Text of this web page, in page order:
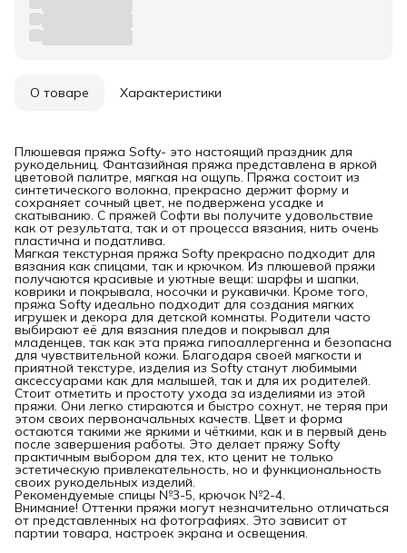
О товаре Характеристики
Плюшевая пряжа Softy- это настоящий праздник для
рукодельниц. Фантазийная пряжа представлена в яркой
цветовой палитре, мягкая на ощупь. Пряжа состоит из
синтетического волокна, прекрасно держит форму и
сохраняет сочный цвет, не подвержена усадке и
скатыванию. С пряжей Софти вы получите удовольствие
как от результата, так и от процесса вязания, нить очень
пластична и податлива.
Мягкая текстурная пряжа Softy прекрасно подходит для
вязания как спицами, так и крючком. Из плюшевой пряжи
получаются красивые и уютные вещи: шарфы и шапки,
коврики и покрывала, носочки и рукавички. Кроме того,
пряжа Softy идеально подходит для создания мягких
игрушек и декора для детской комнаты. Родители часто
выбирают её для вязания пледов и покрывал для
младенцев, так как эта пряжа гипоаллергенна и безопасна
для чувствительной кожи. Благодаря своей мягкости и
приятной текстуре, изделия из Softy станут любимыми
аксессуарами как для малышей, так и для их родителей.
Стоит отметить и простоту ухода за изделиями из этой
пряжи. Они легко стираются и быстро сохнут, не теряя при
этом своих первоначальных качеств. Цвет и форма
остаются такими же яркими и чёткими, как и в первый день
после завершения работы. Это делает пряжу Softy
практичным выбором для тех, кто ценит не только
эстетическую привлекательность, но и функциональность
своих рукодельных изделий.
Рекомендуемые спицы №3-5, крючок №2-4.
Внимание! Оттенки пряжи могут незначительно отличаться
от представленных на фотографиях. Это зависит от
партии товара, настроек экрана и освещения.